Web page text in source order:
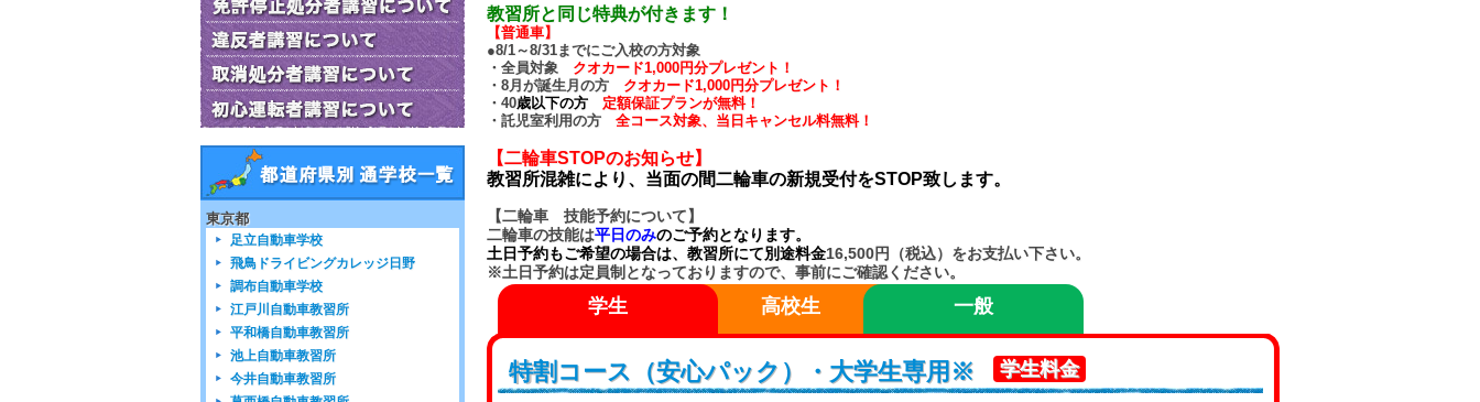
教習所と同じ特典が付きます！
【普通車】
●8/1～8/31までにご入校の方対象
・全員対象 クオカード1,000円分プレゼント！
・8月が誕生月の方 クオカード1,000円分プレゼント！
・40歳以下の方 定額保証プランが無料！
・託児室利用の方 全コース対象、当日キャンセル料無料！
【二輪車STOPのお知らせ】
教習所混雑により、当面の間二輪車の新規受付をSTOP致します。
【二輪車 技能予約について】
二輪車の技能は平日のみのご予約となります。
土日予約もご希望の場合は、教習所にて別途料金16,500円（税込）をお支払い下さい。
※土日予約は定員制となっておりますので、事前にご確認ください。
学生 高校生 一般
特割コース（安心パック）・大学生専用※ 学生料金
東京都
足立自動車学校
飛鳥ドライビングカレッジ日野
調布自動車学校
江戸川自動車教習所
平和橋自動車教習所
池上自動車教習所
今井自動車教習所